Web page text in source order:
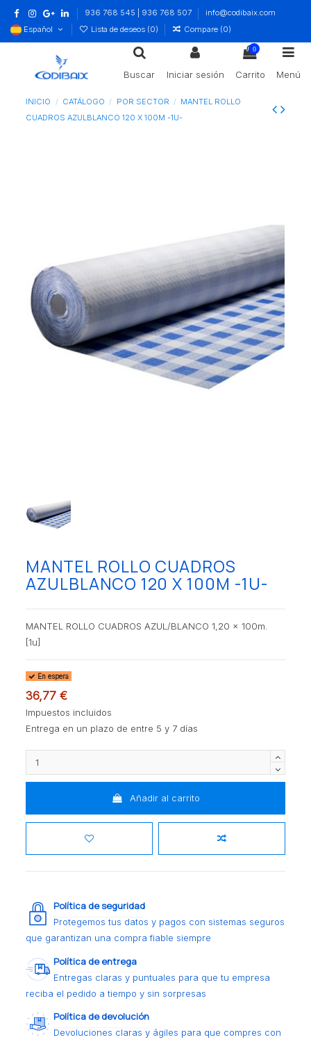
936 768 545 | 936 768 507
info@codibaix.com
Español
Lista de deseos (0) Compare (0)
Buscar Iniciar sesión
0
Carrito Menú
INICIO CATÁLOGO POR SECTOR
MANTEL ROLLO
CUADROS AZULBLANCO 120 X 100M -1U-
MANTEL ROLLO CUADROS
AZULBLANCO 120 X 100M -1U-
MANTEL ROLLO CUADROS AZUL/BLANCO 1,20 x 100m.
[1u]
En espera
36,77 €
Impuestos incluidos
Entrega en un plazo de entre 5 y 7 días
Añadir al carrito
Política de seguridad
Protegemos tus datos y pagos con sistemas seguros
que garantizan una compra fiable siempre
Política de entrega
Entregas claras y puntuales para que tu empresa
reciba el pedido a tiempo y sin sorpresas
Política de devolución
Devoluciones claras y ágiles para que compres con